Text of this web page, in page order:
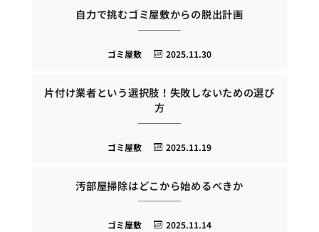
自力で挑むゴミ屋敷からの脱出計画
2025.11.30
ゴミ屋敷
片付け業者という選択肢！失敗しないための選び
方
2025.11.19
ゴミ屋敷
汚部屋掃除はどこから始めるべきか
2025.11.14
ゴミ屋敷